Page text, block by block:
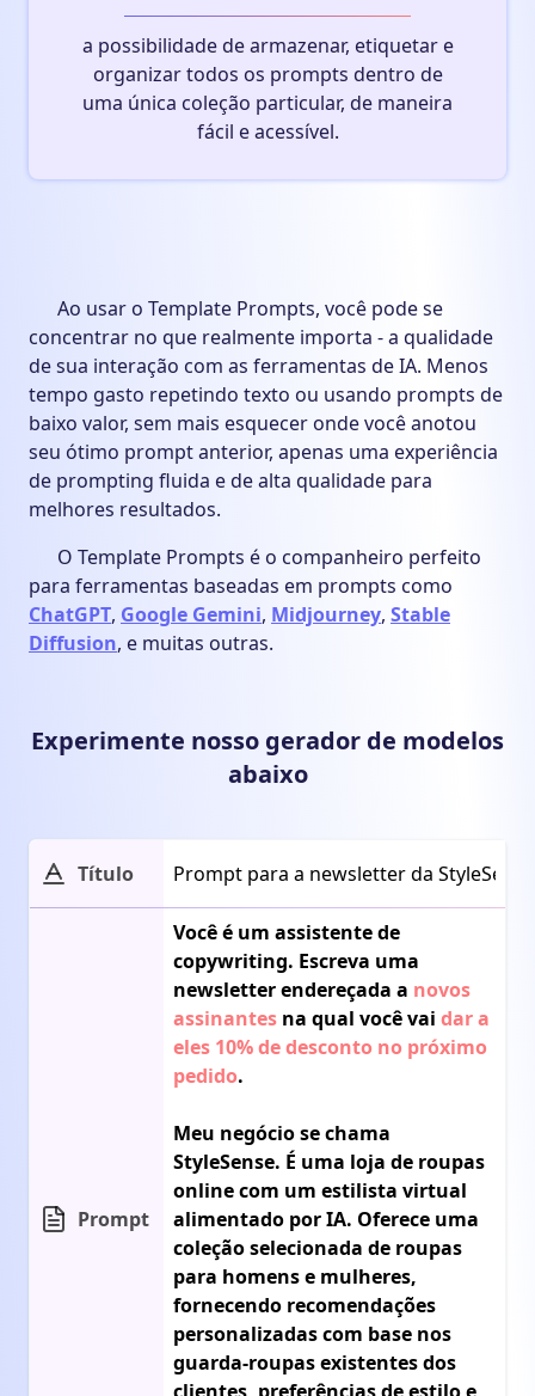
a possibilidade de armazenar, etiquetar e
organizar todos os prompts dentro de
uma única coleção particular, de maneira
fácil e acessível.
Ao usar o Template Prompts, você pode se
concentrar no que realmente importa - a qualidade
de sua interação com as ferramentas de IA. Menos
tempo gasto repetindo texto ou usando prompts de
baixo valor, sem mais esquecer onde você anotou
seu ótimo prompt anterior, apenas uma experiência
de prompting fluida e de alta qualidade para
melhores resultados.
O Template Prompts é o companheiro perfeito
para ferramentas baseadas em prompts como
ChatGPT, Google Gemini, Midjourney, Stable
Diffusion, e muitas outras.
Experimente nosso gerador de modelos
abaixo
Título
Prompt
Você é um assistente de
copywriting. Escreva uma
newsletter endereçada a novos
assinantes na qual você vai dar a
eles 10% de desconto no próximo
pedido.
Meu negócio se chama
StyleSense. É uma loja de roupas
online com um estilista virtual
alimentado por IA. Oferece uma
coleção selecionada de roupas
para homens e mulheres,
fornecendo recomendações
personalizadas com base nos
guarda-roupas existentes dos